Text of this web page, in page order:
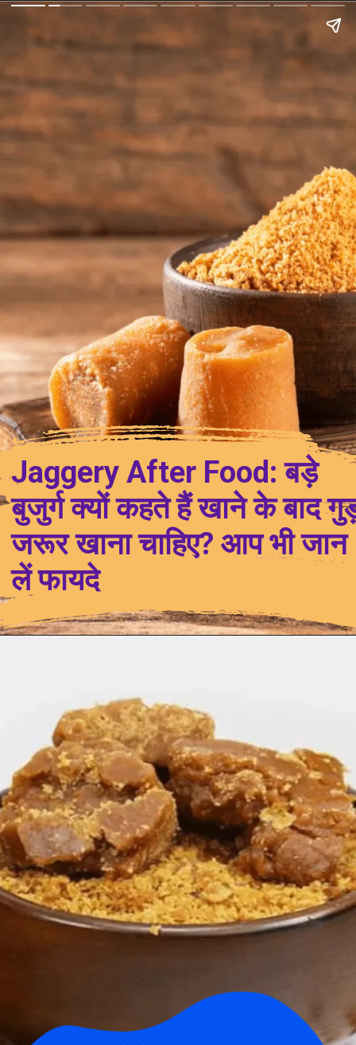
Jaggery After Food: बड़े
बुजुर्ग क्यों कहते हैं खाने के बाद
जरूर खाना चाहिए? आप भी जान
लें फायदे